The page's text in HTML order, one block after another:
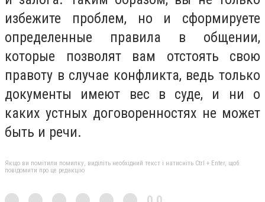
избежите проблем, но и сформируете
определенные правила в общении,
которые позволят вам отстоять свою
правоту в случае конфликта, ведь только
документы имеют вес в суде, и ни о
каких устных договоренностях не может
быть и речи.
Якщо ви помітили помилку, виділіть необхідний текст і натисніть Ctrl + Enter, щоб
повідомити про це редакцію